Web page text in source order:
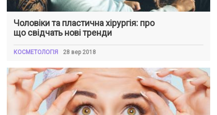
Чоловіки та пластична хірургія: про
що свідчать нові тренди
КОСМЕТОЛОГІЯ 28 вер 2018